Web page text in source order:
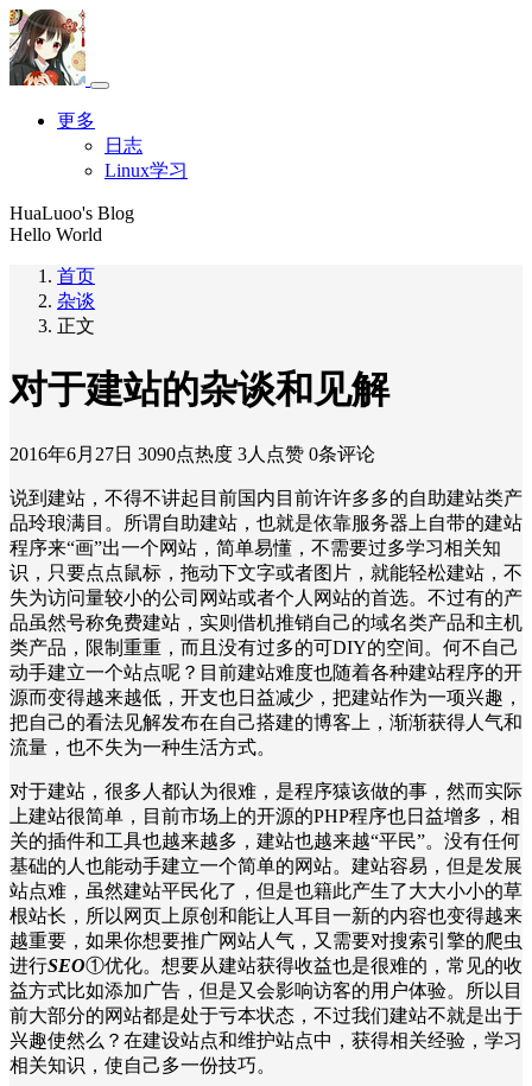
更多
日志
Linux学习
HuaLuoo's Blog
Hello World
首页
杂谈
正文
对于建站的杂谈和见解
2016年6月27日 3090点热度 3人点赞 0条评论
说到建站，不得不讲起目前国内目前许许多多的自助建站类产
品玲琅满目。所谓自助建站，也就是依靠服务器上自带的建站
程序来“画”出一个网站，简单易懂，不需要过多学习相关知
识，只要点点鼠标，拖动下文字或者图片，就能轻松建站，不
失为访问量较小的公司网站或者个人网站的首选。不过有的产
品虽然号称免费建站，实则借机推销自己的域名类产品和主机
类产品，限制重重，而且没有过多的可DIY的空间。何不自己
动手建立一个站点呢？目前建站难度也随着各种建站程序的开
源而变得越来越低，开支也日益减少，把建站作为一项兴趣，
把自己的看法见解发布在自己搭建的博客上，渐渐获得人气和
流量，也不失为一种生活方式。
对于建站，很多人都认为很难，是程序猿该做的事，然而实际
上建站很简单，目前市场上的开源的PHP程序也日益增多，相
关的插件和工具也越来越多，建站也越来越“平民”。没有任何
基础的人也能动手建立一个简单的网站。建站容易，但是发展
站点难，虽然建站平民化了，但是也籍此产生了大大小小的草
根站长，所以网页上原创和能让人耳目一新的内容也变得越来
越重要，如果你想要推广网站人气，又需要对搜索引擎的爬虫
进行SEO①优化。想要从建站获得收益也是很难的，常见的收
益方式比如添加广告，但是又会影响访客的用户体验。所以目
前大部分的网站都是处于亏本状态，不过我们建站不就是出于
兴趣使然么？在建设站点和维护站点中，获得相关经验，学习
相关知识，使自己多一份技巧。